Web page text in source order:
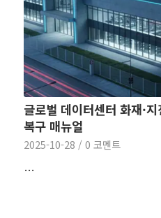
글로벌 데이터센터 화재·
복구 매뉴얼
2025-10-28 / 0 코멘트
…